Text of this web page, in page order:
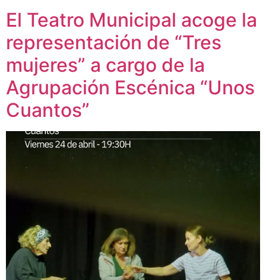
El Teatro Municipal acoge la
representación de “Tres
mujeres” a cargo de la
Agrupación Escénica “Unos
Cuantos”